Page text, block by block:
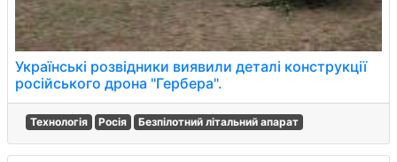
Українські розвідники виявили деталі конструкції
російського дрона "Гербера".
Технологія Росія Безпілотний літальний апарат